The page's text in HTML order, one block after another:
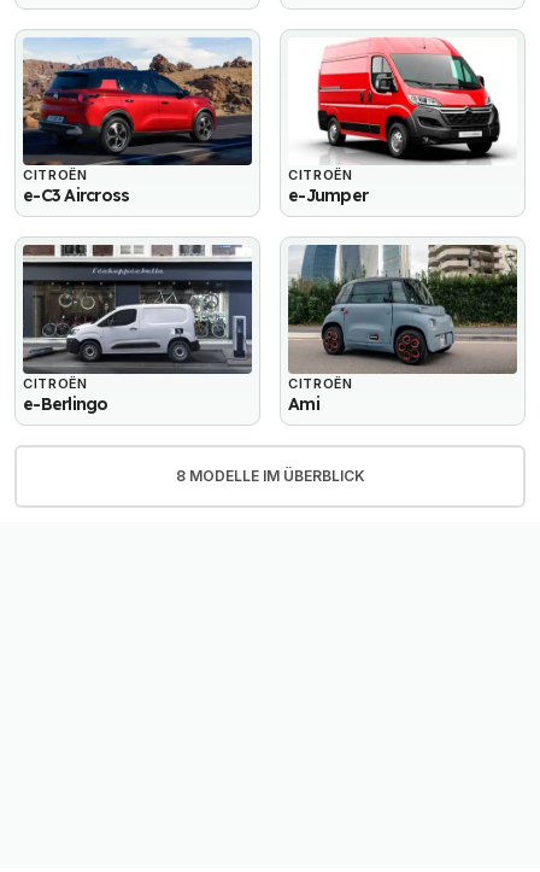
CITROËN
e-C3 Aircross
CITROËN
e-Jumper
CITROËN
e-Berlingo
CITROËN
Ami
8 MODELLE IM ÜBERBLICK